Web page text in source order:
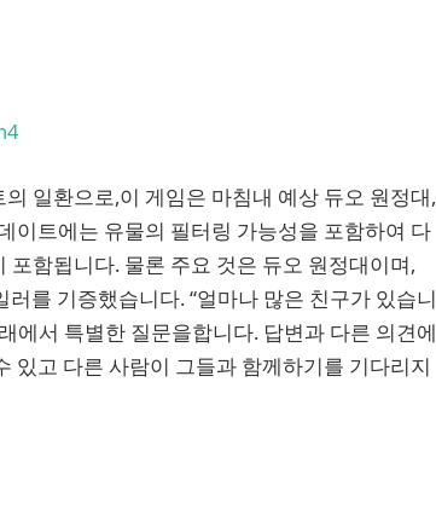
일환으로,이 게임은 마침내 예상 듀오 원정대,
이트에는 유물의 필터링 가능성을 포함하여 다
함됩니다. 물론 주요 것은 듀오 원정대이며,
를 기증했습니다. “얼마나 많은 친구가 있습니
에서 특별한 질문을합니다. 답변과 다른 의견에
있고 다른 사람이 그들과 함께하기를 기다리지